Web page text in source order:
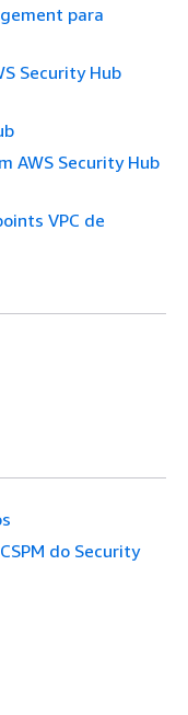
para
Security Hub
AWS Security Hub
VPC de
do Security